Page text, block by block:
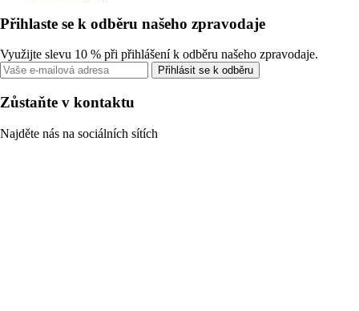
Přihlaste se k odběru našeho zpravodaje
Využijte slevu 10 % při přihlášení k odběru našeho zpravodaje.
Přihlásit se k odběru
Zůstaňte v kontaktu
Najděte nás na sociálních sítích